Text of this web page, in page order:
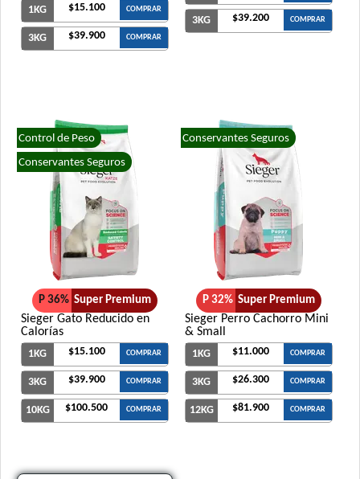
1KG $15.100 COMPRAR
3KG $39.900 COMPRAR
3KG $39.200 COMPRAR
Control de Peso
Conservantes Seguros
P 36% Super Premium
Sieger Gato Reducido en
Calorías
1KG $15.100 COMPRAR
3KG $39.900 COMPRAR
10KG $100.500 COMPRAR
Conservantes Seguros
P 32% Super Premium
Sieger Perro Cachorro Mini
& Small
1KG $11.000 COMPRAR
3KG $26.300 COMPRAR
12KG $81.900 COMPRAR